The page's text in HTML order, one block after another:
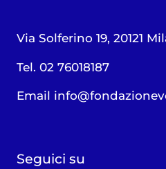
Via Solferino 19, 20121
Tel. 02 76018187
Email
Seguici su